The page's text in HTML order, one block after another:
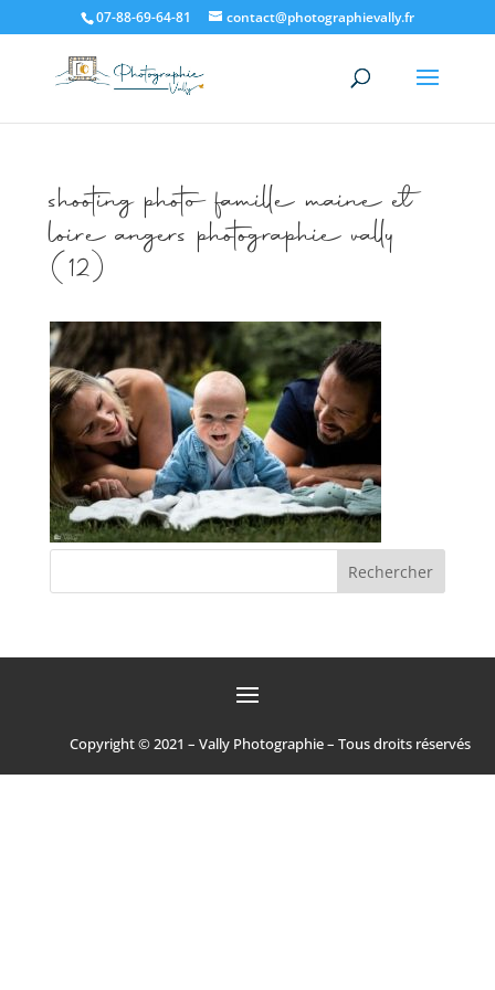
07-88-69-64-81 contact@photographievally.fr
shooting photo famille maine et
loire angers photographie vally
(12)
Copyright © 2021 – Vally Photographie – Tous droits réservés